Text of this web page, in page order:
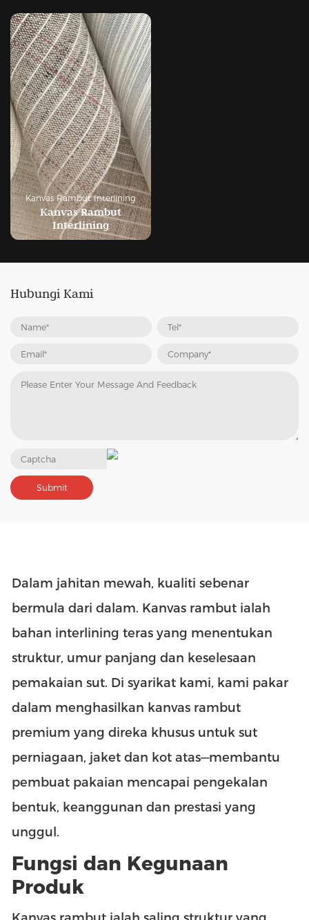
Kanvas Rambut Interlining
Kanvas Rambut
Interlining
Hubungi Kami
Dalam jahitan mewah, kualiti sebenar
bermula dari dalam. Kanvas rambut ialah
bahan interlining teras yang menentukan
struktur, umur panjang dan keselesaan
pemakaian sut. Di syarikat kami, kami pakar
dalam menghasilkan kanvas rambut
premium yang direka khusus untuk sut
perniagaan, jaket dan kot atas—membantu
pembuat pakaian mencapai pengekalan
bentuk, keanggunan dan prestasi yang
unggul.
Fungsi dan Kegunaan
Produk